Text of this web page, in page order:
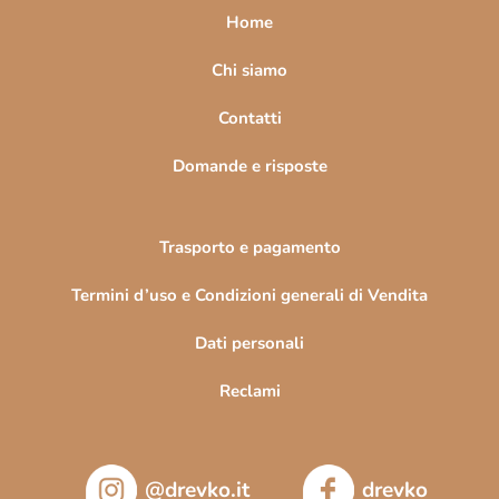
l
n
o
Home
Chi siamo
Contatti
Domande e risposte
Trasporto e pagamento
Termini d’uso e Condizioni generali di Vendita
Dati personali
Reclami
@drevko.it drevko